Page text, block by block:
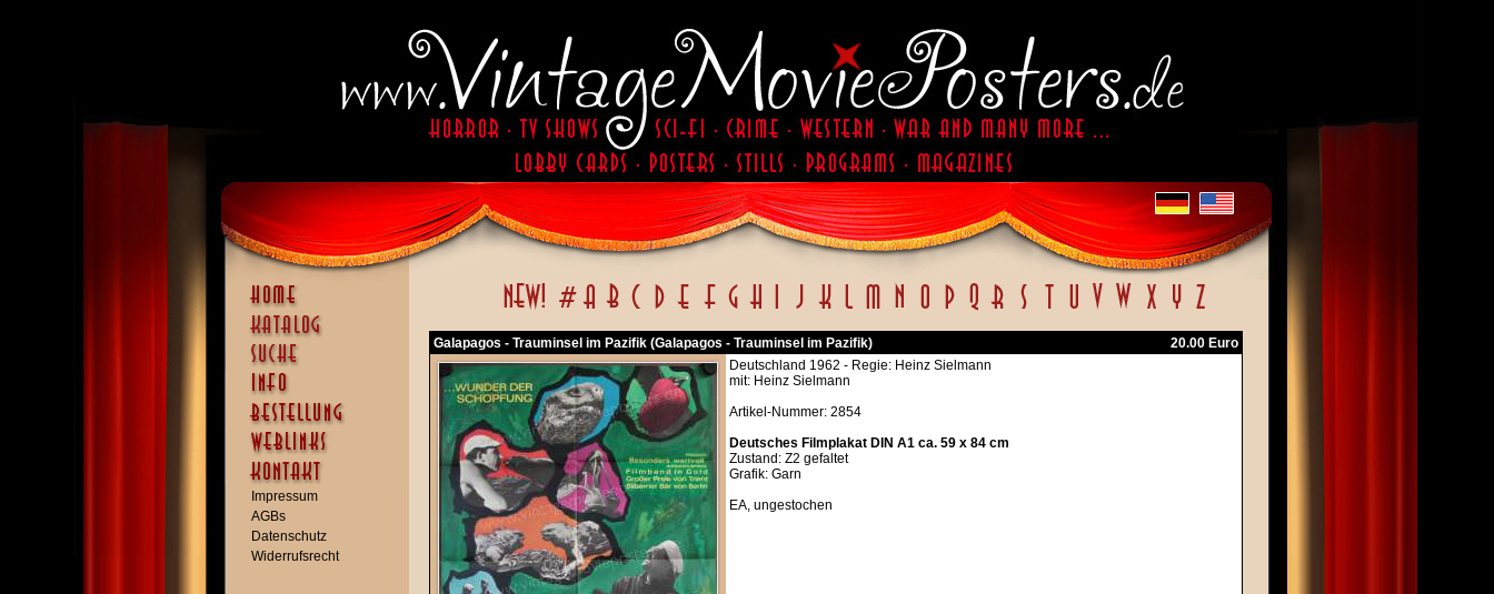
Impressum
AGBs
Datenschutz
Widerrufsrecht
Galapagos - Trauminsel im Pazifik (Galapagos - Trauminsel im Pazifik)
20.00 Euro
Deutschland 1962 - Regie: Heinz Sielmann
mit: Heinz Sielmann
Artikel-Nummer: 2854
Deutsches Filmplakat DIN A1 ca. 59 x 84 cm
Zustand: Z2 gefaltet
Grafik: Garn
EA, ungestochen